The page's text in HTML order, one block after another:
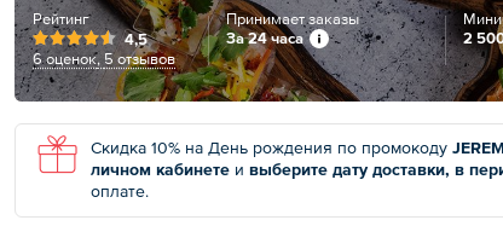
Рейтинг
4,5
6 оценок, 5 отзывов
Принимает заказы
За 24 часа
2
Скидка 10% на День рождения по промокоду
личном кабинете и выберите дату доставки, в
оплате.